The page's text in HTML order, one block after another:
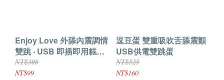
Enjoy Love 外舔內震調情
雙跳 ‧ USB 即插即用糕潮
跳蛋﹝12段變頻調控+靜
音私密﹞
NT$300
NT$99
逗豆蛋 雙重吸吹舌舔震顫
USB供電雙跳蛋
NT$525
NT$160